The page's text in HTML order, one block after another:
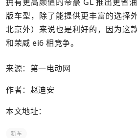
版车型，除了能提供更丰富的选择
北京外）来说也是利好的，因为这
和荣威 ei6 相竞争。
来源：第一电动网
作者：赵迪安
本文地址：
新车